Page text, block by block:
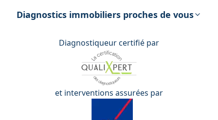
énergétique
Diagnostics immobiliers proches de vous
Diagnostiqueur certifié par
et interventions assurées par